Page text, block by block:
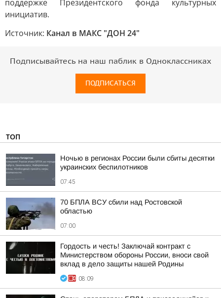
поддержке Президентского фонда культурных
инициатив.
Источник: Канал в МАКС "ДОН 24"
Подписывайтесь на наш паблик в Одноклассниках
ПОДПИСАТЬСЯ
ТОП
Ночью в регионах России были сбиты десятки
украинских беспилотников
07:45
70 БПЛА ВСУ сбили над Ростовской
областью
07:00
Гордость и честь! Заключай контракт с
Министерством обороны России, вноси свой
вклад в дело защиты нашей Родины
08:09